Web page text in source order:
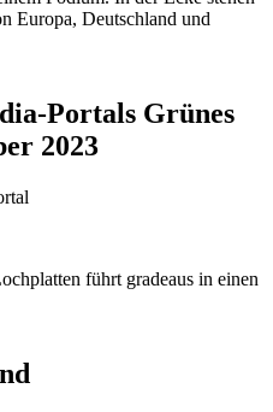
Portals Grünes
2023